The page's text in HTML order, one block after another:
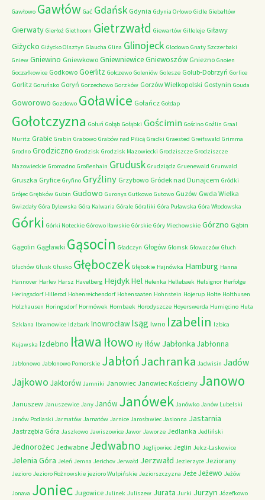
Gawłowo Gawłów Gać Gdańsk Gdynia Gdynia Orłowo Gidle Giebałtów
Gierwaty Gierłoż Giethoorn Gietrzwałd Giewartów Gilleleje Giławy
Giżycko Giżycko Olsztyn Glaucha Glina Glinojeck Glodowo Gnaty Szczerbaki
Gniew Gniewino Gniewkowo GniewniewiceGniewoszów Gniezno Gnoien
Goczałkowice Godkowo Goerlitz Golczewo Goleniów Golesze Golub-Dobrzyń Gorlice
Gorlitz Goruńsko Goryń Gorzechowo Gorzków Gorzów Wielkopolski Gostynin Gouda
Goworowo Gozdowo Goławice Gołańcz Gołdap
Gołotczyzna Gołuń Gołąb Gołąbki Gościmin Gościno Goźlin Graal
Muritz Grabie Grabin Grabowo Grabów nad Pilicą Gradki Graested Greifswald Grimma
Grodno Grodziczno Grodzisk Grodzisk Mazowiecki Grodziszcze Grodziszcze
Mazowieckie Gromadno Großenhain Grudusk Grudziądz Gruenewald Grunwald
Gruszka Gryfice Gryfino Gryźliny Grzybowo Gródek nad Dunajcem Gródki
Grójec Grębków Gubin Gudowo Guronys Gutkowo Gutowo Guzów Gwda Wielka
Gwizdały Góra Dylewska Góra Kalwaria Górale Góraliki Góra Puławska Góra Włodowska
Górki Górki Noteckie Górowo Iławskie Górskie Góry Miechowskie Górzno Gąbin
Gągolin Gągławki Gąsocin Gładczyn Głogów Głomsk Głowaczów Głuch
Głuchów Głusk Głusko Głęboczek Głębokie Hajnówka Hamburg Hanna
Hannover Harlev Harsz Havelberg HejdykHel Helenka Hellebaek Helsignor Herfolge
Heringsdorf Hillerod Hohenreichendorf Hohensaaten Hohnstein Hojerup Holte Holthusen
Holzhausen Horingsdorf Hormówek Hornbaek Horodyszcze Hoyerswerda Humięcino Huta
Szklana Ibramowice Idzbark Inowrocław Isąg Iwno Izabelin Izbica
Kujawska Izdebno Iława Iłowo Iły Iłów Jabłonka Jabłonna
Jabłonowo Jabłonowo Pomorskie JabłońJachranka Jadwisin Jadów
Jajkowo Jaktorów Jamniki Janowiec Janowiec Kościelny Janowo
Januszew Januszewice Jany Janów Janówek Janówko Janów Lubelski
Janów Podlaski Jarmatów Jarnatów Jarnice Jarosławiec Jasionna Jastarnia
Jastrzębia Góra Jaszkowo Jawiszowice Jawor Jaworze Jedlanka Jedliński
Jednorożec Jedwabne Jedwabno Jeglijowiec Jeglin Jelcz-Laskowice
Jelenia Góra Jeleń Jemna Jerichov Jerwałd Jerzwałd Jezierzyce Jeziorany
Jezioro Jezioro Rożnowskie jezioro Wulpińskie Jeziorszczyzna Jeże Jeżewo Jeżów
Jonava Joniec Jugowice Julinek Juliszew Jurata Jurki Jurzyn Józefkowo